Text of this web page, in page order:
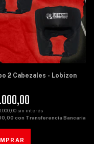
2 Cabezales - Lobizon
sin interés
con Transferencia Bancaria